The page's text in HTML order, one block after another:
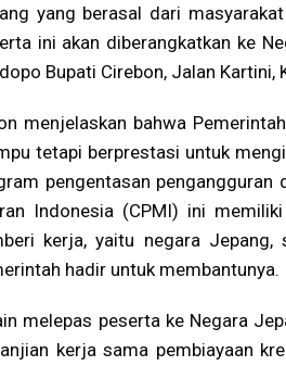
yang berasal dari
ini akan diberangkatkan ke
Bupati Cirebon, Jalan
menjelaskan bahwa
tetapi berprestasi untuk
pengentasan pengangguran
Indonesia (CPMI) ini
kerja, yaitu negara
hadir untuk membantunya.
melepas peserta ke Negara
kerja sama pembiayaan